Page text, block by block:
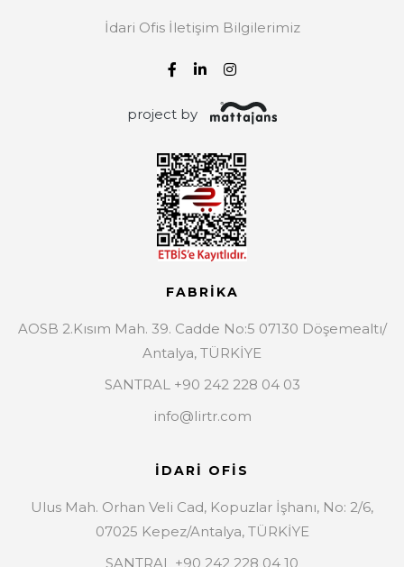
İdari Ofis İletişim Bilgilerimiz
project by
FABRİKA
AOSB 2.Kısım Mah. 39. Cadde No:5 07130 Döşemealtı/
Antalya, TÜRKİYE
SANTRAL +90 242 228 04 03
info@lirtr.com
İDARİ OFİS
Ulus Mah. Orhan Veli Cad, Kopuzlar İşhanı, No: 2/6,
07025 Kepez/Antalya, TÜRKİYE
SANTRAL +90 242 228 04 10